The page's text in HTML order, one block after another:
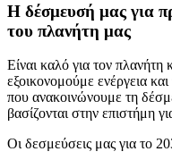
Η δέσμευσή μας για
του πλανήτη μας
Είναι καλό για τον πλανήτη
εξοικονομούμε ενέργεια
που ανακοινώνουμε τη
βασίζονται στην επιστήμη
Οι δεσμεύσεις μας για το